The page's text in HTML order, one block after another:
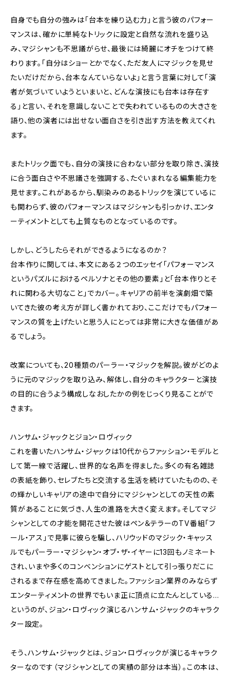
自身でも自分の強みは「台本を練り込む力」と言う彼のパフォー
マンスは、確かに単純なトリックに設定と自然な流れを盛り込
み、マジシャンも不思議がらせ、最後には綺麗にオチをつけて終
わります。「自分はショーとかでなく、ただ友人にマジックを見せ
たいだけだから、台本なんていらないよ」と言う言葉に対して「演
者が気づいていようといまいと、どんな演技にも台本は存在す
る」と言い、それを意識しないことで失われているものの大きさを
語り、他の演者には出せない面白さを引き出す方法を教えてくれ
ます。
またトリック面でも、自分の演技に合わない部分を取り除き、演技
に合う面白さや不思議さを強調する、たぐいまれなる編集能力を
見せます。これがあるから、馴染みのあるトリックを演じているに
も関わらず、彼のパフォーマンスはマジシャンも引っかけ、エンタ
ーティメントとしても上質なものとなっているのです。
しかし、どうしたらそれができるようになるのか？
台本作りに関しては、本文にある２つのエッセイ「パフォーマンス
というパズルにおけるペルソナとその他の要素」と「台本作りとそ
れに関わる大切なこと」でカバー。キャリアの前半を演劇畑で築
いてきた彼の考え方が詳しく書かれており、ここだけでもパフォー
マンスの質を上げたいと思う人にとっては非常に大きな価値があ
るでしょう。
改案についても、20種類のパーラー・マジックを解説。彼がどのよ
うに元のマジックを取り込み、解体し、自分のキャラクターと演技
の目的に合うよう構成しなおしたかの例をじっくり見ることがで
きます。
ハンサム・ジャックとジョン・ロヴィック
これを書いたハンサム・ジャックは10代からファッション・モデルと
して第一線で活躍し、世界的な名声を得ました。多くの有名雑誌
の表紙を飾り、セレブたちと交流する生活を続けていたものの、そ
の輝かしいキャリアの途中で自分にマジシャンとしての天性の素
質があることに気づき、人生の進路を大きく変えます。そしてマジ
シャンとしての才能を開花させた彼はペン＆テラーのTV番組「フ
ール・アス」で見事に彼らを騙し、ハリウッドのマジック・キャッス
ルでもパーラー・マジシャン・オブ・ザ・イヤーに13回もノミネート
され、いまや多くのコンベンションにゲストとして引っ張りだこに
されるまで存在感を高めてきました。ファッション業界のみならず
エンターティメントの世界でもいま正に頂点に立たんとしている…
というのが、ジョン・ロヴィック演じるハンサム・ジャックのキャラク
ター設定。
そう、ハンサム・ジャックとは、ジョン・ロヴィックが演じるキャラク
ターなのです（マジシャンとしての実績の部分は本当）。この本は、